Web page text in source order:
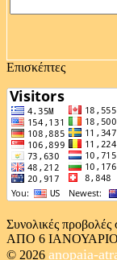
Επισκέπτες
Συνολικές προβολές
ΑΠΟ 6
© 2026 anopaia-